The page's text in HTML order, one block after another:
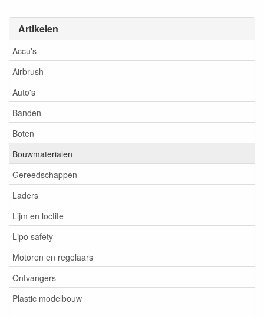
Artikelen
Accu's
Airbrush
Auto's
Banden
Boten
Bouwmaterialen
Gereedschappen
Laders
Lijm en loctite
Lipo safety
Motoren en regelaars
Ontvangers
Plastic modelbouw